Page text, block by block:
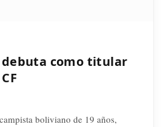
debuta como titular
boliviano de 19 años,